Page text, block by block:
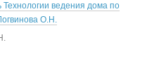
Технологии ведения дома по
О.Н.